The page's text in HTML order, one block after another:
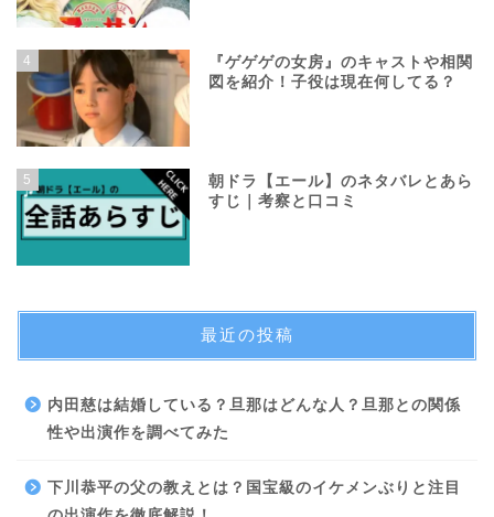
4
『ゲゲゲの女房』のキャストや相関
図を紹介！子役は現在何してる？
5
朝ドラ【エール】のネタバレとあら
すじ｜考察と口コミ
最近の投稿
内田慈は結婚している？旦那はどんな人？旦那との関係
性や出演作を調べてみた
下川恭平の父の教えとは？国宝級のイケメンぶりと注目